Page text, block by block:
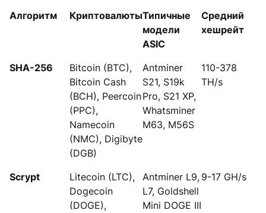
Алгоритм КриптовалютыТипичные
модели
ASIC
Средний
хешрейт
SHA-256
Bitcoin (BTC),
Bitcoin Cash
(BCH), Peercoin
(PPC),
Namecoin
(NMC), Digibyte
(DGB)
Antminer
S21, S19k
Pro, S21 XP,
Whatsminer
M63, M56S
110-378
TH/s
Scrypt
Litecoin (LTC),
Dogecoin
(DOGE),
Antminer L9,
L7, Goldshell
Mini DOGE III
9-17 GH/s